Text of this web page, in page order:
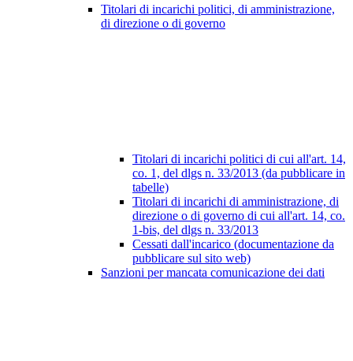
Titolari di incarichi politici, di amministrazione,
di direzione o di governo
Titolari di incarichi politici di cui all'art. 14,
co. 1, del dlgs n. 33/2013 (da pubblicare in
tabelle)
Titolari di incarichi di amministrazione, di
direzione o di governo di cui all'art. 14, co.
1-bis, del dlgs n. 33/2013
Cessati dall'incarico (documentazione da
pubblicare sul sito web)
Sanzioni per mancata comunicazione dei dati